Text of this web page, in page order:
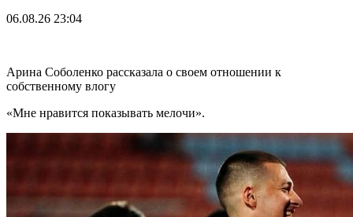
06.08.26 23:04
Арина Соболенко рассказала о своем отношении к
собственному влогу
«Мне нравится показывать мелочи».